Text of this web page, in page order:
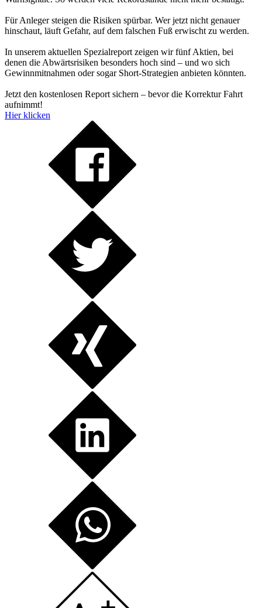
Für Anleger steigen die Risiken spürbar. Wer jetzt nicht genauer
hinschaut, läuft Gefahr, auf dem falschen Fuß erwischt zu werden.
In unserem aktuellen Spezialreport zeigen wir fünf Aktien, bei
denen die Abwärtsrisiken besonders hoch sind – und wo sich
Gewinnmitnahmen oder sogar Short-Strategien anbieten könnten.
Jetzt den kostenlosen Report sichern – bevor die Korrektur Fahrt
aufnimmt!
Hier klicken